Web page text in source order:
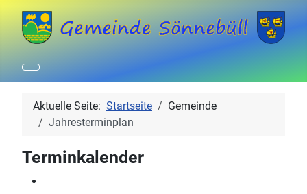
Aktuelle Seite: Startseite
Gemeinde
Jahresterminplan
Terminkalender